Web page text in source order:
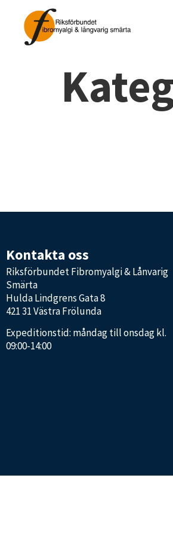
Kontakta oss
Riksförbundet Fibromyalgi & Lånvarig
Smärta
Hulda Lindgrens Gata 8
421 31 Västra Frölunda
Expeditionstid: måndag till onsdag kl.
09:00-14:00